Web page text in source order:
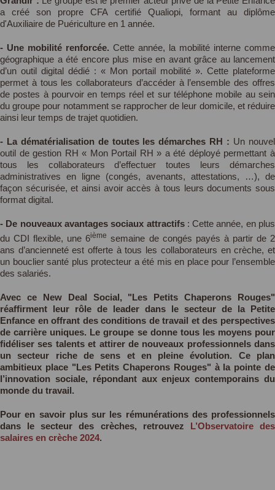
a créé son propre CFA certifié Qualiopi, formant au diplôme
d'Auxiliaire de Puériculture en 1 année.
- Une mobilité renforcée. Cette année, la mobilité interne comme
géographique a été encore plus mise en avant grâce au lancement
d’un outil digital dédié : « Mon portail mobilité ». Cette plateforme
permet à tous les collaborateurs d’accéder à l’ensemble des offres
de postes à pourvoir en temps réel et sur téléphone mobile au sein
du groupe pour notamment se rapprocher de leur domicile, et réduire
ainsi leur temps de trajet quotidien.
- La dématérialisation de toutes les démarches RH : Un nouvel
outil de gestion RH « Mon Portail RH » a été déployé permettant à
tous les collaborateurs d’effectuer toutes leurs démarches
administratives en ligne (congés, avenants, attestations, …), de
façon sécurisée, et ainsi avoir accès à tous leurs documents sous
format digital.
- De nouveaux avantages sociaux attractifs : Cette année, en plus
du CDI flexible, une 6ième semaine de congés payés à partir de 2
ans d’ancienneté est offerte à tous les collaborateurs en crèche, et
un bouclier santé plus protecteur a été mis en place pour l’ensemble
des salariés.
Avec ce New Deal Social, "Les Petits Chaperons Rouges"
réaffirment leur rôle de leader dans le secteur de la Petite
Enfance en offrant des conditions de travail et des perspectives
de carrière uniques. Le groupe se donne tous les moyens pour
fidéliser ses talents et attirer de nouveaux professionnels dans
un secteur riche de sens et en pleine évolution. Ce plan
ambitieux place "Les Petits Chaperons Rouges" à la pointe de
l’innovation sociale, répondant aux enjeux contemporains du
monde du travail.
Pour en savoir plus sur les rémunérations des professionnels
dans le secteur des crèches, retrouvez
L’Observatoire des
salaires en crèche 2024.